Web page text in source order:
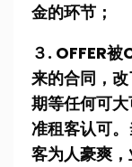
金的环节；
３. OFFER
来的合同，
期等任何可
准租客认可
客为人豪爽